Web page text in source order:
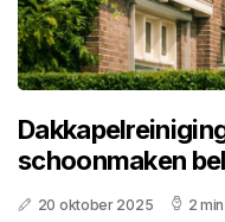
schoonmaken
20 oktober 2025 2